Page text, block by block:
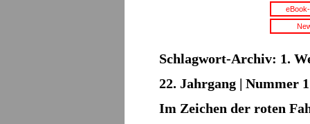
Schlagwort-Archiv: 1.
22. Jahrgang | Nummer
Im Zeichen der roten